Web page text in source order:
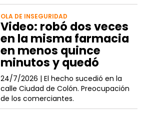
OLA DE INSEGURIDAD
Video: robó dos veces
en la misma farmacia
en menos quince
minutos y quedó
24/7/2026 |El hecho sucedió en la
calle Ciudad de Colón. Preocupación
de los comerciantes.